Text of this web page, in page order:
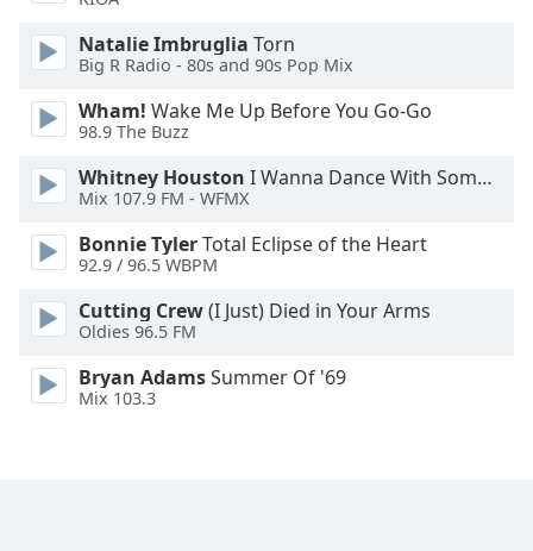
Reset
Close
Modal
End
dialog
window.
Natalie Imbruglia Torn
Big R Radio - 80s and 90s Pop Mix
Wham! Wake Me Up Before You Go-Go
98.9 The Buzz
Whitney Houston I Wanna Dance With Somebody
Mix 107.9 FM - WFMX
Bonnie TylerTotal Eclipse of the Heart
92.9 / 96.5 WBPM
Cutting Crew(I Just) Died in Your Arms
Oldies 96.5 FM
Bryan AdamsSummer Of '69
Mix 103.3